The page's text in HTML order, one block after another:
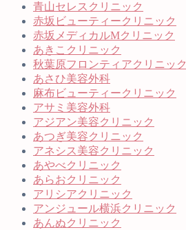
青山セレスクリニック
赤坂ビューティークリニック
赤坂メディカルMクリニック
あきこクリニック
秋葉原フロンティアクリニック
あさひ美容外科
麻布ビューティークリニック
アサミ美容外科
アジアン美容クリニック
あつぎ美容クリニック
アネシス美容クリニック
あやべクリニック
あらおクリニック
アリシアクリニック
アンジュール横浜クリニック
あんぬクリニック